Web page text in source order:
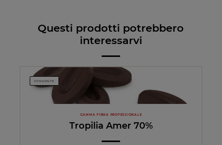
Questi prodotti potrebbero
interessarvi
FONDENTE
GAMMA FIRMA PROFESSIONALE
Tropilia Amer 70%